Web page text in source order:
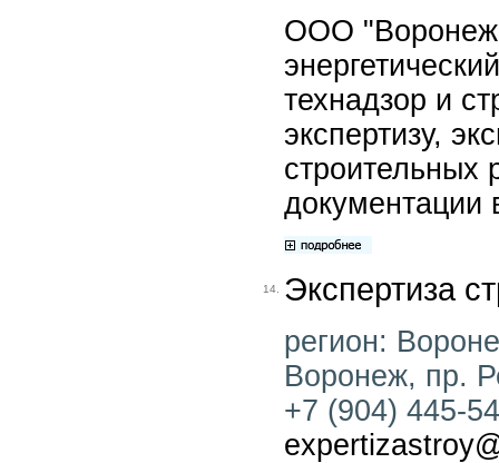
ООО "Воронеж
технадзор и
экспертизу,
строительных
документации
14. Экспертиза
регион:
Воронеж, пр.
+7 (904) 445-